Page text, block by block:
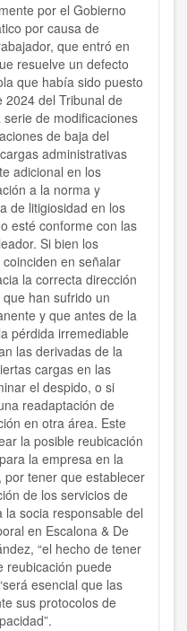
por el Gobierno
por causa de
que entró en
resuelve un defecto
que había sido puesto
2024 del Tribunal de
de modificaciones
de baja del
administrativas
adicional en los
a la norma y
de litigiosidad en los
esté conforme con las
Si bien los
en señalar
la correcta dirección
han sufrido un
y que antes de la
pérdida irremediable
las derivadas de la
cargas en las
el despido, o si
readaptación de
en otra área. Este
la posible reubicación
la empresa en la
tener que establecer
de los servicios de
socia responsable del
en Escalona & De
“el hecho de tener
reubicación puede
esencial que las
sus protocolos de